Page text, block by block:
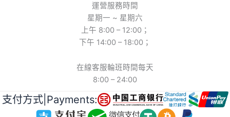
運營服務時間
星期一 ~ 星期六
上午 8:00 – 12:00；
下午 14:00 – 18:00；
在線客服輪班時間每天
8:00 – 24:00
支付方式|Payments: